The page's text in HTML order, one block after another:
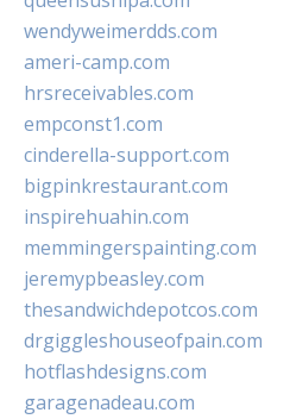
wendyweimerdds.com
ameri-camp.com
hrsreceivables.com
empconst1.com
cinderella-support.com
bigpinkrestaurant.com
inspirehuahin.com
memmingerspainting.com
jeremypbeasley.com
thesandwichdepotcos.com
drgiggleshouseofpain.com
hotflashdesigns.com
garagenadeau.com